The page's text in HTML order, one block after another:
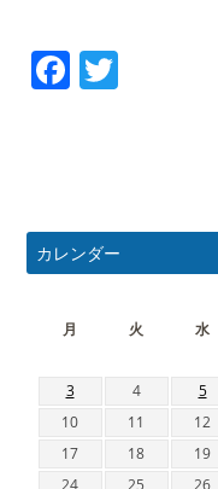
Facebook
カレンダー
月
火 水
3
4 5
10
11 12
17
18 19
24
25 26